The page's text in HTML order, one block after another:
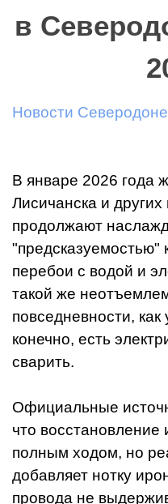
в
Новости
В январе 2026 года
Лисичанска и
продолжают
"предсказуемостью"
перебои с водой и
такой же
повседневности,
конечно, есть
сварить.
Официальные
что
полным ходом, но
добавляет нотку
провода не